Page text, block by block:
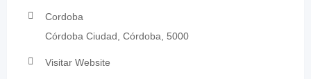
Cordoba
Córdoba Ciudad, Córdoba, 5000
Visitar Website